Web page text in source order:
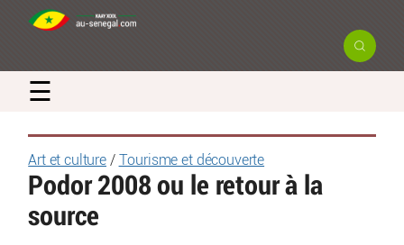
☰
Art et culture / Tourisme et découverte
Podor 2008 ou le retour à la
source